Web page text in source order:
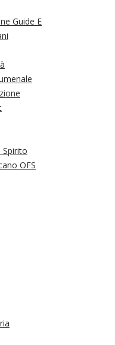
Guide E
OFS